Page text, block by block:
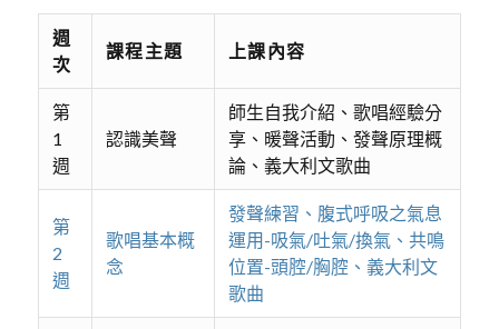
週
次
課程主題 上課內容
第
1
週
認識美聲
師生自我介紹、歌唱經驗分
享、暖聲活動、發聲原理概
論、義大利文歌曲
第
2
週
歌唱基本概
念
發聲練習、腹式呼吸之氣息
運用-吸氣/吐氣/換氣、共鳴
位置-頭腔/胸腔、義大利文
歌曲